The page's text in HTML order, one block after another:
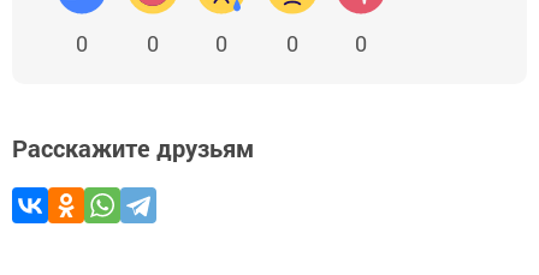
0 0 0 0 0
Расскажите друзьям